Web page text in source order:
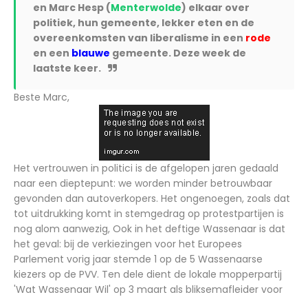
en Marc Hesp (Menterwolde) elkaar over
politiek, hun gemeente, lekker eten en de
overeenkomsten van liberalisme in een rode
en een blauwe gemeente. Deze week de
laatste keer.
Beste Marc,
Het vertrouwen in politici is de afgelopen jaren gedaald
naar een dieptepunt: we worden minder betrouwbaar
gevonden dan autoverkopers. Het ongenoegen, zoals dat
tot uitdrukking komt in stemgedrag op protestpartijen is
nog alom aanwezig, Ook in het deftige Wassenaar is dat
het geval: bij de verkiezingen voor het Europees
Parlement vorig jaar stemde 1 op de 5 Wassenaarse
kiezers op de PVV. Ten dele dient de lokale mopperpartij
'Wat Wassenaar Wil' op 3 maart als bliksemafleider voor